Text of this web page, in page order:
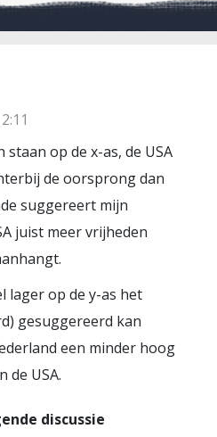
op de x-as, de USA
de oorsprong dan
suggereert mijn
juist meer vrijheden
lager op de y-as het
gesuggereerd kan
een minder hoog
de USA.
discussie